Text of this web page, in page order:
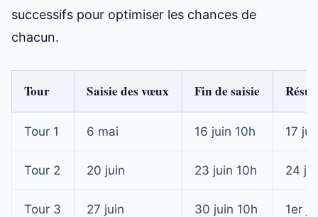
successifs pour optimiser les chances de
chacun.
Tour Saisie des vœux Fin de saisie
Tour 1 6 mai 16 juin 10h 17
Tour 2 20 juin 23 juin 10h 24
Tour 3 27 juin 30 juin 10h 1er